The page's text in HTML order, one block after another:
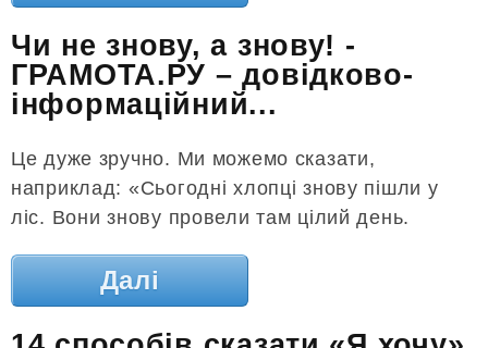
Чи не знову, а знову! -
ГРАМОТА.РУ – довідково-
інформаційний...
Це дуже зручно. Ми можемо сказати,
наприклад: «Сьогодні хлопці знову пішли у
ліс. Вони знову провели там цілий день.
Далі